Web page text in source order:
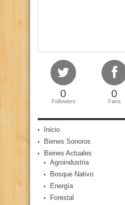
0
Followers
0
Fans
Inicio
Bienes Sonoros
Bienes Actuales
Agroindustria
Bosque Nativo
Energía
Forestal